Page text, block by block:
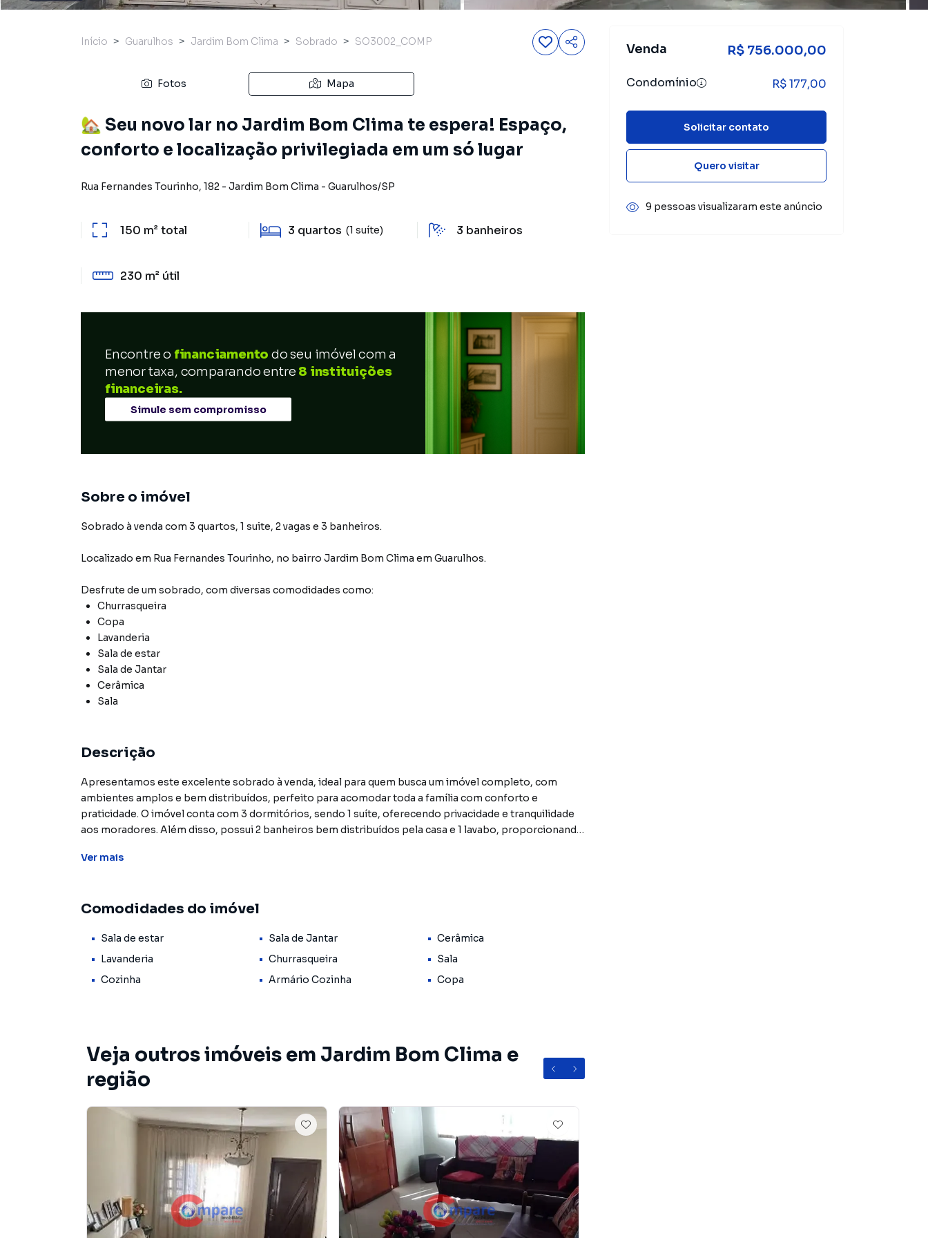
Início Guarulhos Jardim Bom Clima Sobrado SO3002_COMP
Fotos Mapa
🏡 Seu novo lar no Jardim Bom Clima te espera! Espaço,
conforto e localização privilegiada em um só lugar
Rua Fernandes Tourinho, 182 - Jardim Bom Clima - Guarulhos/SP
150 m²total 3 quartos (1 suíte) 3 banheiros
230 m² útil
Encontre o financiamento do seu imóvel com a
menor taxa, comparando entre 8 instituições
financeiras.
Simule sem compromisso
Sobre o imóvel
Sobrado à venda com 3 quartos, 1 suite, 2 vagas e 3 banheiros.
Localizado em Rua Fernandes Tourinho, no bairro Jardim Bom Clima em Guarulhos.
Desfrute de um sobrado, com diversas comodidades como:
Churrasqueira
Copa
Lavanderia
Sala de estar
Sala de Jantar
Cerâmica
Sala
Descrição
Apresentamos este excelente sobrado à venda, ideal para quem busca um imóvel completo, com
ambientes amplos e bem distribuídos, perfeito para acomodar toda a família com conforto e
praticidade. O imóvel conta com 3 dormitórios, sendo 1 suíte, oferecendo privacidade e tranquilidade
aos moradores. Além disso, possui 2 banheiros bem distribuídos pela casa e 1 lavabo, proporcionando
diferenciais do sobrado, proporcionando um espaço ideal para lazer, momentos ao ar livre e atividades
além de uma edícula que agrega ainda mais versatilidade – seja como área de serviço, escritório, ou um
espaço independente para visitas.
O sobrado dispõe de 2 vagas de garagem cobertas com portão automático, trazendo mais segurança e
Documentação em ordem e aceita financiamento bancário.
novo lar pode estar aqui!
Sobrado para Venda em região valorizada do bairro Jardim Bom Clima, em Guarulhos. Não encontrou o
que procurava ou deseja mais informações sobre Sobrado em Guarulhos? Entre em contato com
nossa equipe pelo telefone (11) 2382-9466.
A Imobiliária Compare tem mais opções de apartamentos, casas residenciais e comerciais, sobrados,
Ver mais
Comodidades do imóvel
Sala de estar Sala de Jantar
Cerâmica
Lavanderia
Churrasqueira
Sala
Cozinha
Armário Cozinha Copa
Veja outros imóveis em Jardim Bom Clima e
região
Venda R$ 756.000,00
Condomínio R$ 177,00
Solicitar contato
Quero visitar
9 pessoas visualizaram este anúncio